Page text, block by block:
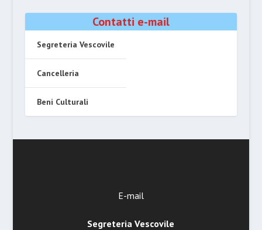
Contatti e-mail
Segreteria Vescovile
Cancelleria
Beni Culturali
E-mail
Segreteria Vescovile